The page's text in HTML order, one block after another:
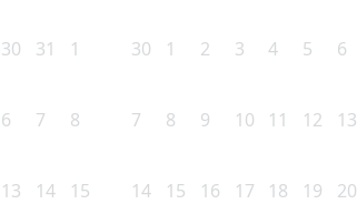
30 31 1
6 7 8
13 14 15
30 1 2 3 4 5 6
7 8 9 10 11 12 13
14 15 16 17 18 19 20